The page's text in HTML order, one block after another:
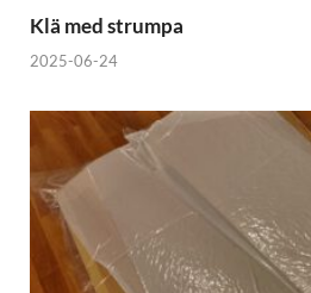
Klä med strumpa
2025-06-24